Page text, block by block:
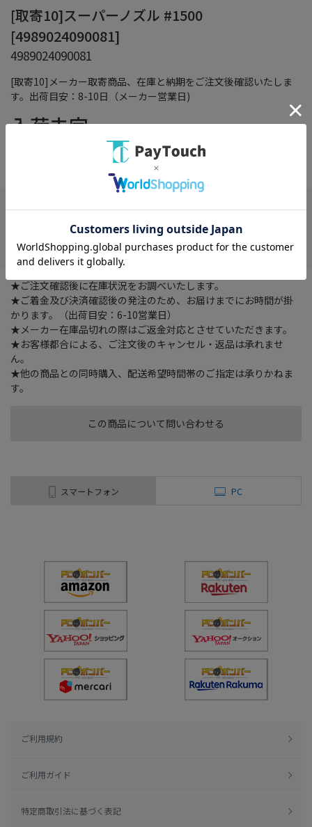
[取寄10]メーカー取寄商品、在庫と納期をご注文後確認いたしま
す。出荷目安：8-10日（メーカー営業日)
[取寄10]スーパーノズル #1500
[4989024090081]
4989024090081
入荷未定
この商品について問い合わせる
在庫がありません
★ご注文確認後に在庫状況をお調べいたします。
★ご着金及び決済確認後の発注のため、お届けまでにお時間が掛
かります。（出荷目安：6-10営業日）
★メーカー在庫品切れの際はご返金対応とさせていただきます。
★お客様都合による、ご注文後のキャンセル・返品は承れませ
ん。
★他の商品との同時購入、配送希望時間帯のご指定は承りかねま
す。
スマートフォン PC
ご利用規約
ご利用ガイド
特定商取引法に基づく表記